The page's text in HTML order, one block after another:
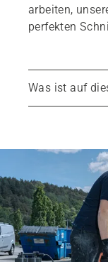
arbeiten,
perfekten
Was ist auf
Empfohlene
Ersatzteile
Einen